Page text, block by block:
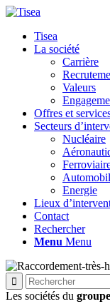
Tisea
La société
Carrière
Valeurs
Offres et
Secteurs
Nucléaire
Energie
Lieux
Contact
Rechercher
Menu Menu
Les sociétés du